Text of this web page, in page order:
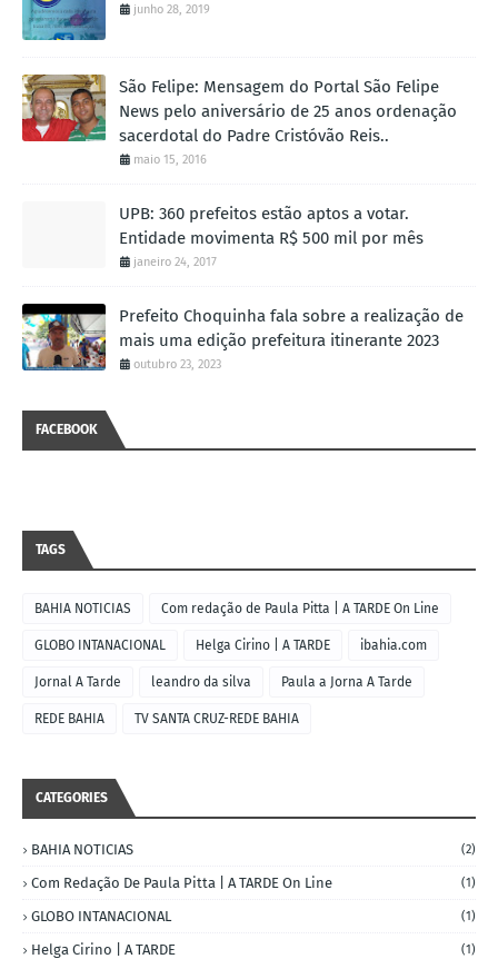
junho 28, 2019
São Felipe: Mensagem do Portal São Felipe
News pelo aniversário de 25 anos ordenação
sacerdotal do Padre Cristóvão Reis..
maio 15, 2016
UPB: 360 prefeitos estão aptos a votar.
Entidade movimenta R$ 500 mil por mês
janeiro 24, 2017
Prefeito Choquinha fala sobre a realização de
mais uma edição prefeitura itinerante 2023
outubro 23, 2023
FACEBOOK
TAGS
BAHIA NOTICIAS Com redação de Paula Pitta | A TARDE On Line
GLOBO INTANACIONAL Helga Cirino | A TARDE ibahia.com
Jornal A Tarde leandro da silva Paula a Jorna A Tarde
REDE BAHIA TV SANTA CRUZ-REDE BAHIA
CATEGORIES
BAHIA NOTICIAS (2)
Com Redação De Paula Pitta | A TARDE On Line (1)
GLOBO INTANACIONAL (1)
Helga Cirino | A TARDE (1)